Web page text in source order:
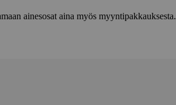
ainesosat aina myös myyntipakkauksesta.